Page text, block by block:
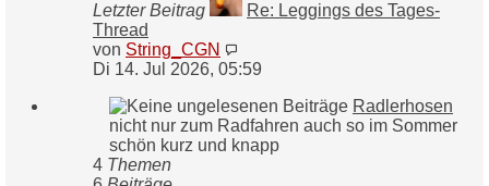
Letzter Beitrag
Re: Leggings des Tages-
Thread
von String_CGN
Beitrag
Di 14. Jul 2026, 05:59
Radlerhosen
nicht nur zum Radfahren auch so im Sommer
schön kurz und knapp
4 Themen